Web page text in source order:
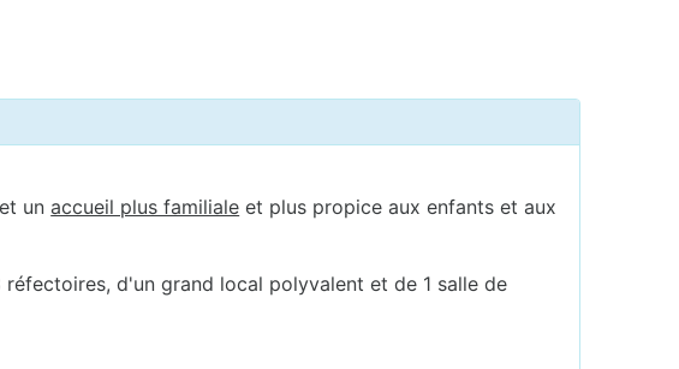
unaccueil plus familiale et plus propice aux enfants et aux
d'un grand local polyvalent et de 1 salle de